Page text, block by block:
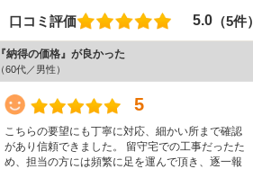
口コミ評価 5.0 （5件）
『納得の価格』が良かった
（60代／男性）
5
こちらの要望にも丁寧に対応、細かい所まで確認
があり信頼できました。 留守宅での工事だったた
め、担当の方には頻繁に足を運んで頂き、逐一報